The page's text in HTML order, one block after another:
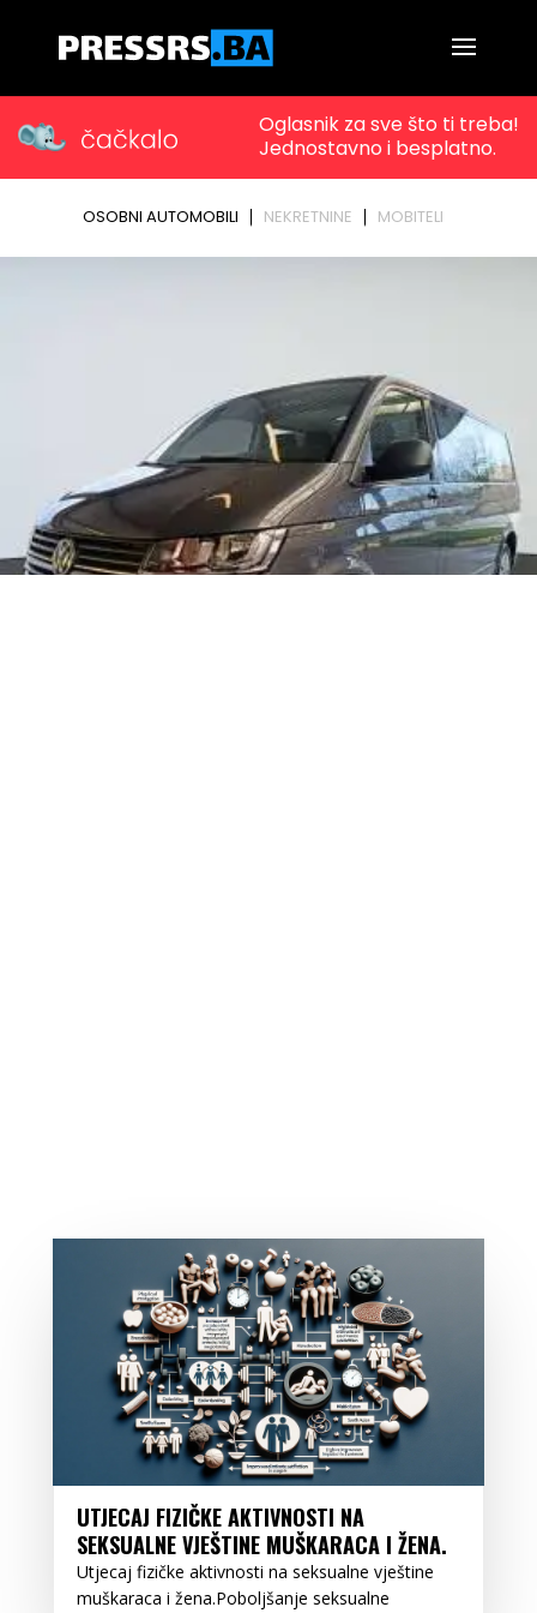
UTJECAJ FIZIČKE AKTIVNOSTI NA
SEKSUALNE VJEŠTINE MUŠKARACA I ŽENA.
Utjecaj fizičke aktivnosti na seksualne vještine
muškaraca i žena.Poboljšanje seksualne